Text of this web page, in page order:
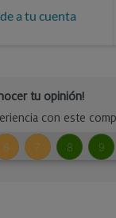
a tu cuenta